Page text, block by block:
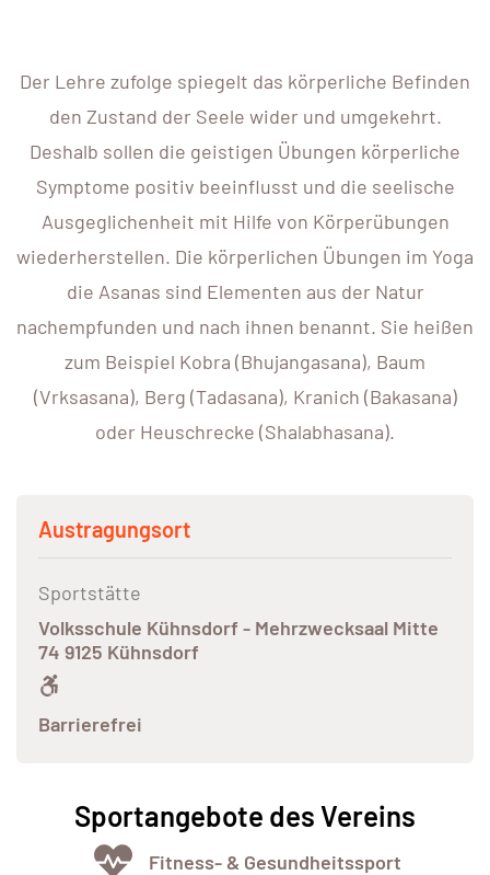
Der Lehre zufolge spiegelt das körperliche Befinden
den Zustand der Seele wider und umgekehrt.
Deshalb sollen die geistigen Übungen körperliche
Symptome positiv beeinflusst und die seelische
Ausgeglichenheit mit Hilfe von Körperübungen
wiederherstellen. Die körperlichen Übungen im Yoga
die Asanas sind Elementen aus der Natur
nachempfunden und nach ihnen benannt. Sie heißen
zum Beispiel Kobra (Bhujangasana), Baum
(Vrksasana), Berg (Tadasana), Kranich (Bakasana)
oder Heuschrecke (Shalabhasana).
Austragungsort
Sportstätte
Volksschule Kühnsdorf - Mehrzwecksaal Mitte
74 9125 Kühnsdorf
Barrierefrei
Sportangebote des Vereins
Fitness- & Gesundheitssport